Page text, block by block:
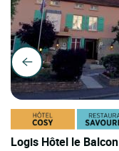
Logis Hôtel le Balcon